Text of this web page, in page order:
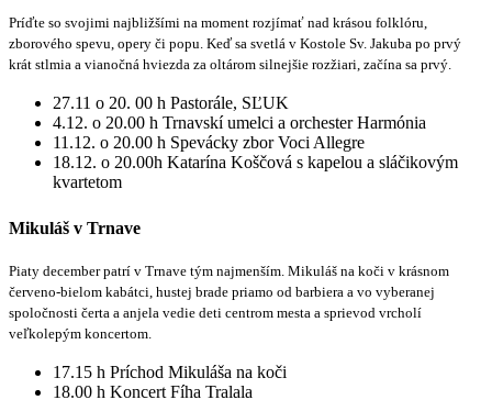
Príďte so svojimi najbližšími na moment rozjímať nad krásou folklóru,
zborového spevu, opery či popu. Keď sa svetlá v Kostole Sv. Jakuba po prvý
krát stlmia a vianočná hviezda za oltárom silnejšie rozžiari, začína sa prvý.
27.11 o 20. 00 h Pastorále, SĽUK
4.12. o 20.00 h Trnavskí umelci a orchester Harmónia
11.12. o 20.00 h Spevácky zbor Voci Allegre
18.12. o 20.00h Katarína Koščová s kapelou a sláčikovým
kvartetom
Mikuláš v Trnave
Piaty december patrí v Trnave tým najmenším. Mikuláš na koči v krásnom
červeno-bielom kabátci, hustej brade priamo od barbiera a vo vyberanej
spoločnosti čerta a anjela vedie deti centrom mesta a sprievod vrcholí
veľkolepým koncertom.
17.15 h Príchod Mikuláša na koči
18.00 h Koncert Fíha Tralala